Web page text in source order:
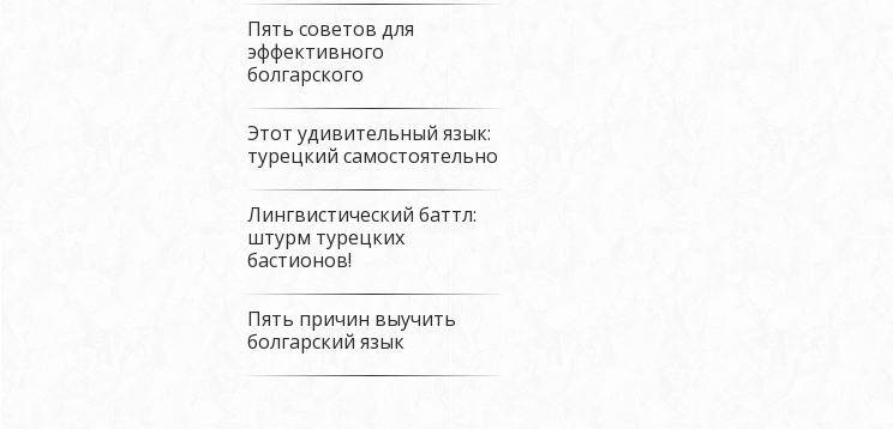
Пять советов для
эффективного
болгарского
Этот удивительный язык:
турецкий самостоятельно
Лингвистический баттл:
штурм турецких
бастионов!
Пять причин выучить
болгарский язык